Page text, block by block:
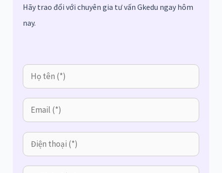
Hãy trao đổi với chuyên gia tư vấn Gkedu ngay hôm
nay.